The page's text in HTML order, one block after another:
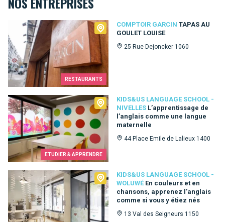
RESTAURANTS
COMPTOIR GARCIN TAPAS AU
GOULET LOUISE
25 Rue Dejoncker 1060
Comptoir Garcin
ETUDIER & APPRENDRE
KIDS&US LANGUAGE SCHOOL -
NIVELLES L’apprentissage de
l’anglais comme une langue
maternelle
44 Place Emile de Lalieux 1400
Kids&Us language school - Nivelles
KIDS&US LANGUAGE SCHOOL -
WOLUWÉ En couleurs et en
chansons, apprenez l’anglais
comme si vous y étiez nés
13 Val des Seigneurs 1150
Kids&Us language school - Woluwé